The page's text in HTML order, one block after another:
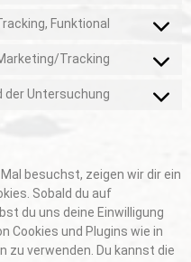
Funktional
Tracking
der Untersuchung
besuchst, zeigen wir dir ein
Sobald du auf
du uns deine Einwilligung
Cookies und Plugins wie in
zu verwenden. Du kannst die